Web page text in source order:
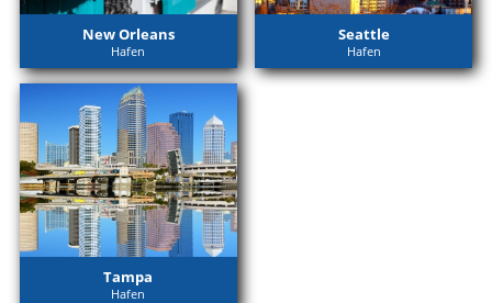
New Orleans
Hafen
Seattle
Hafen
Tampa
Hafen